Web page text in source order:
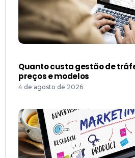
Quanto custa gestão de
preços e modelos
4 de agosto de 2026